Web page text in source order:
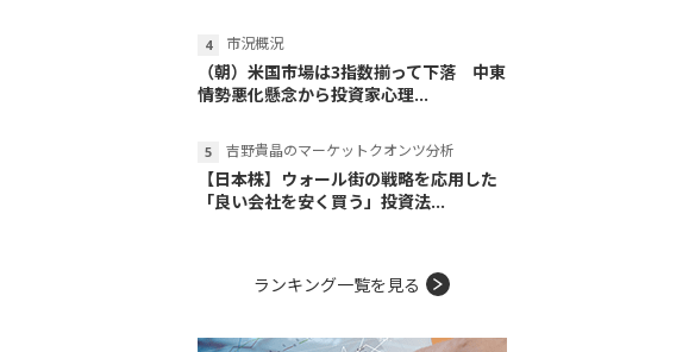
市況概況
（朝）米国市場は3指数揃って下落 中東
情勢悪化懸念から投資家心理...
吉野貴晶のマーケットクオンツ分析
【日本株】ウォール街の戦略を応用した
「良い会社を安く買う」投資法...
ランキング一覧を見る